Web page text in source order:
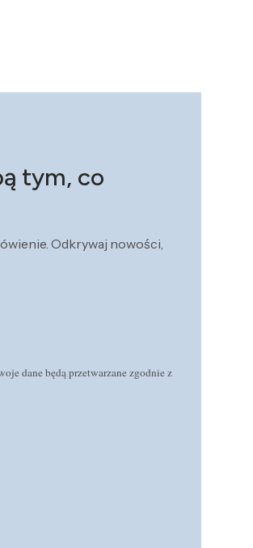
tym, co
Odkrywaj nowości,
dane będą przetwarzane zgodnie z